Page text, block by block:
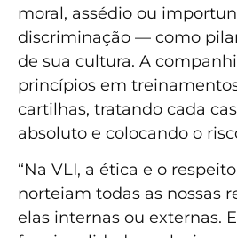
moral, assédio ou
discriminação — como
de sua cultura. A
princípios em
cartilhas, tratando cada
absoluto e colocando o
“Na VLI, a ética e o
norteiam todas as nossas
elas internas ou externas.